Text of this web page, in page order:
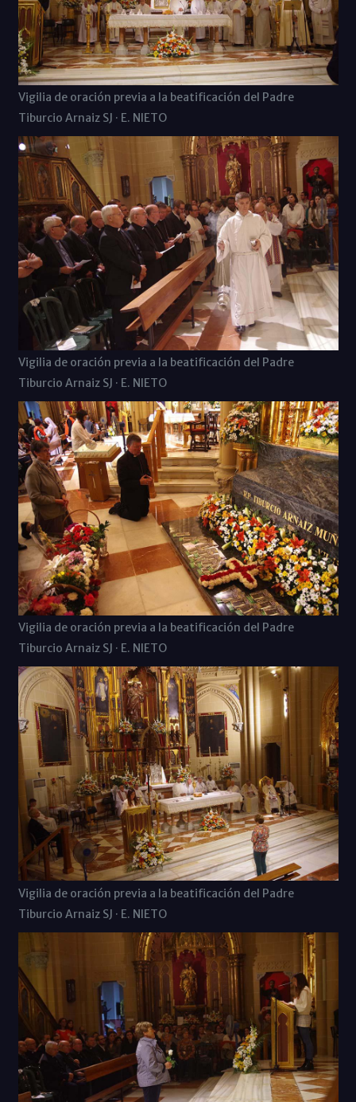
Vigilia de oración previa a la beatificación del Padre
Tiburcio Arnaiz SJ · E. NIETO
Vigilia de oración previa a la beatificación del Padre
Tiburcio Arnaiz SJ · E. NIETO
Vigilia de oración previa a la beatificación del Padre
Tiburcio Arnaiz SJ · E. NIETO
Vigilia de oración previa a la beatificación del Padre
Tiburcio Arnaiz SJ · E. NIETO